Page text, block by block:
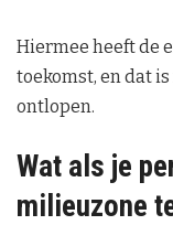
Hiermee heeft de
toekomst, en dat
ontlopen.
Wat als je
milieuzone